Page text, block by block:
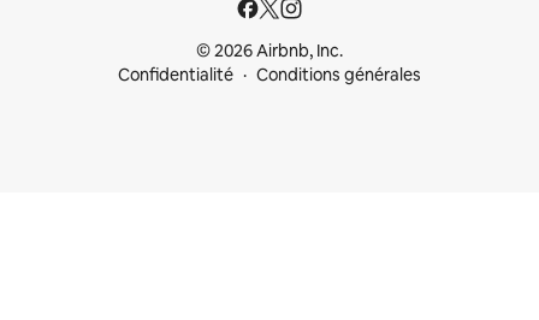
© 2026 Airbnb, Inc.
Confidentialité
Conditions générales